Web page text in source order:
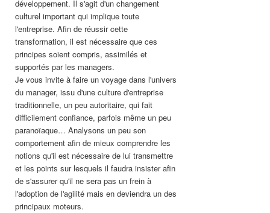
développement. Il s'agit d'un changement
culturel important qui implique toute
l'entreprise. Afin de réussir cette
transformation, il est nécessaire que ces
principes soient compris, assimilés et
supportés par les managers.
Je vous invite à faire un voyage dans l'univers
du manager, issu d'une culture d'entreprise
traditionnelle, un peu autoritaire, qui fait
difficilement confiance, parfois même un peu
paranoïaque… Analysons un peu son
comportement afin de mieux comprendre les
notions qu'il est nécessaire de lui transmettre
et les points sur lesquels il faudra insister afin
de s'assurer qu'il ne sera pas un frein à
l'adoption de l'agilité mais en deviendra un des
principaux moteurs.